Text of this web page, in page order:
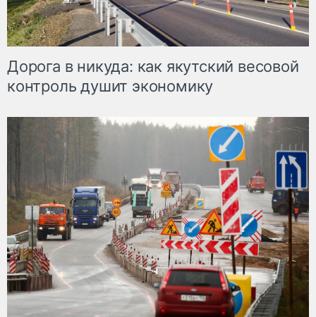
Дорога в никуда: как якутский весовой
контроль душит экономику